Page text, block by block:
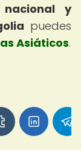
nacional y
puedes
Asiáticos.